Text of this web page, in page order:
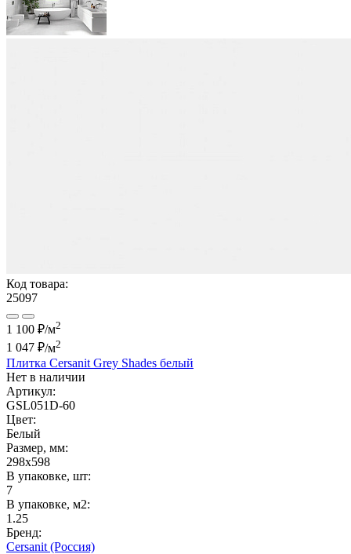
Код товара:
25097
1 100 ₽/м2
1 047 ₽/м2
Плитка Cersanit Grey Shades белый
Нет в наличии
Артикул:
GSL051D-60
Цвет:
Белый
Размер, мм:
298x598
В упаковке, шт:
7
В упаковке, м2:
1.25
Бренд:
Cersanit (Россия)